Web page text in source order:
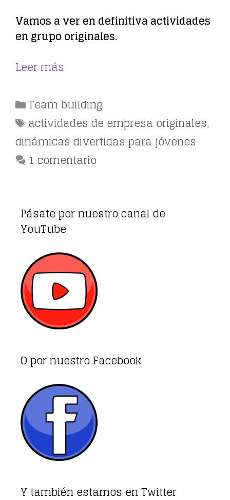
Vamos a ver en definitiva actividades
en grupo originales.
Leer más
Categorías
Team building
Etiquetas
actividades de empresa originales,
dinámicas divertidas para jóvenes
1 comentario
Pásate por nuestro canal de
YouTube
O por nuestro Facebook
Y también estamos en Twitter